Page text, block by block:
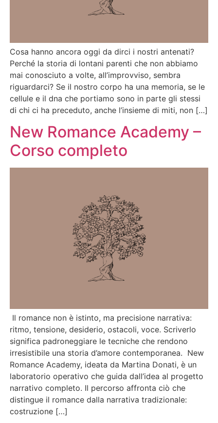
Cosa hanno ancora oggi da dirci i nostri antenati?
Perché la storia di lontani parenti che non abbiamo
mai conosciuto a volte, all’improvviso, sembra
riguardarci? Se il nostro corpo ha una memoria, se le
cellule e il dna che portiamo sono in parte gli stessi
di chi ci ha preceduto, anche l’insieme di miti, non […]
New Romance Academy –
Corso completo
Il romance non è istinto, ma precisione narrativa:
ritmo, tensione, desiderio, ostacoli, voce. Scriverlo
significa padroneggiare le tecniche che rendono
irresistibile una storia d’amore contemporanea. New
Romance Academy, ideata da Martina Donati, è un
laboratorio operativo che guida dall’idea al progetto
narrativo completo. Il percorso affronta ciò che
distingue il romance dalla narrativa tradizionale:
costruzione […]